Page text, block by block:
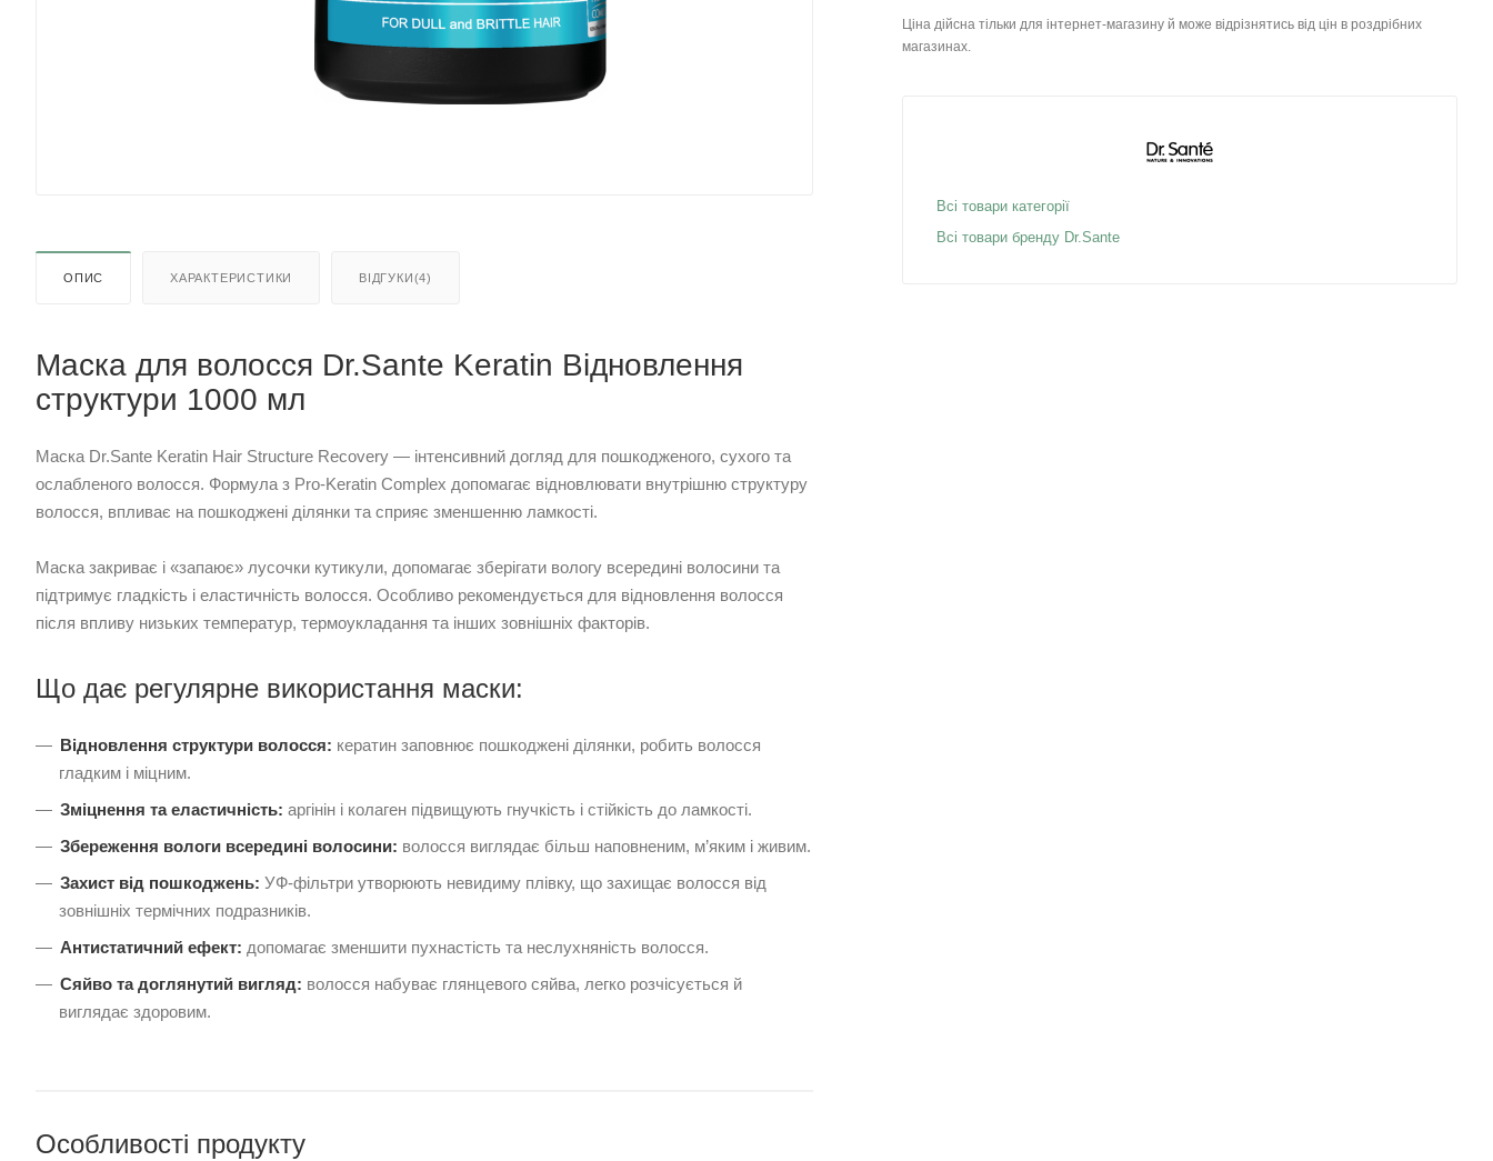
ОПИС ХАРАКТЕРИСТИКИ ВІДГУКИ(4)
Маска для волосся Dr.Sante Keratin Відновлення
структури 1000 мл
Маска Dr.Sante Keratin Hair Structure Recovery — інтенсивний догляд для пошкодженого, сухого та
ослабленого волосся. Формула з Pro-Keratin Complex допомагає відновлювати внутрішню структуру
волосся, впливає на пошкоджені ділянки та сприяє зменшенню ламкості.
Маска закриває і «запаює» лусочки кутикули, допомагає зберігати вологу всередині волосини та
підтримує гладкість і еластичність волосся. Особливо рекомендується для відновлення волосся
після впливу низьких температур, термоукладання та інших зовнішніх факторів.
Що дає регулярне використання маски:
Відновлення структури волосся: кератин заповнює пошкоджені ділянки, робить волосся
гладким і міцним.
Зміцнення та еластичність: аргінін і колаген підвищують гнучкість і стійкість до ламкості.
Збереження вологи всередині волосини: волосся виглядає більш наповненим, м’яким і живим.
Захист від пошкоджень: УФ-фільтри утворюють невидиму плівку, що захищає волосся від
зовнішніх термічних подразників.
Антистатичний ефект: допомагає зменшити пухнастість та неслухняність волосся.
Сяйво та доглянутий вигляд: волосся набуває глянцевого сяйва, легко розчісується й
виглядає здоровим.
Особливості продукту
Ціна дійсна тільки для інтернет-магазину й може відрізнятись від цін в роздрібних
магазинах.
Всі товари категорії
Всі товари бренду Dr.Sante